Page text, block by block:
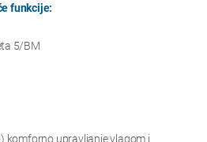
funkcije:
5/BM
komforno upravljanje vlagom i